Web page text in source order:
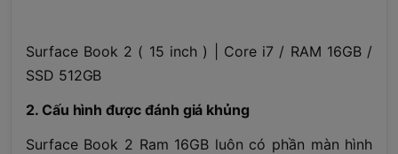
Surface Book 2 ( 15 inch ) | Core i7 / RAM 16GB /
SSD 512GB
2. Cấu hình được đánh giá khủng
Surface Book 2 Ram 16GB luôn có phần màn hình